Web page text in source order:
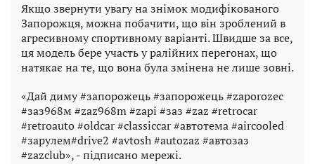
Якщо звернути увагу на знімок модифікованого
Запорожця, можна побачити, що він зроблений в
агресивному спортивному варіанті. Швидше за все,
ця модель бере участь у ралійних перегонах, що
натякає на те, що вона була змінена не лише зовні.
«Дай диму #запорожець #запорожець #zaporozec
#заз968м #zaz968m #zapi #заз #zaz #retrocar
#retroauto #oldcar #classiccar #автотема #aircooled
#зарулем#drive2 #avtosh #autozaz #автозаз
#zazclub», - підписано мережі.